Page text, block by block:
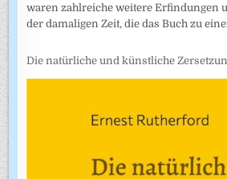
waren zahlreiche weitere Erfindungen
der damaligen Zeit, die das Buch zu
Die natürliche und künstliche